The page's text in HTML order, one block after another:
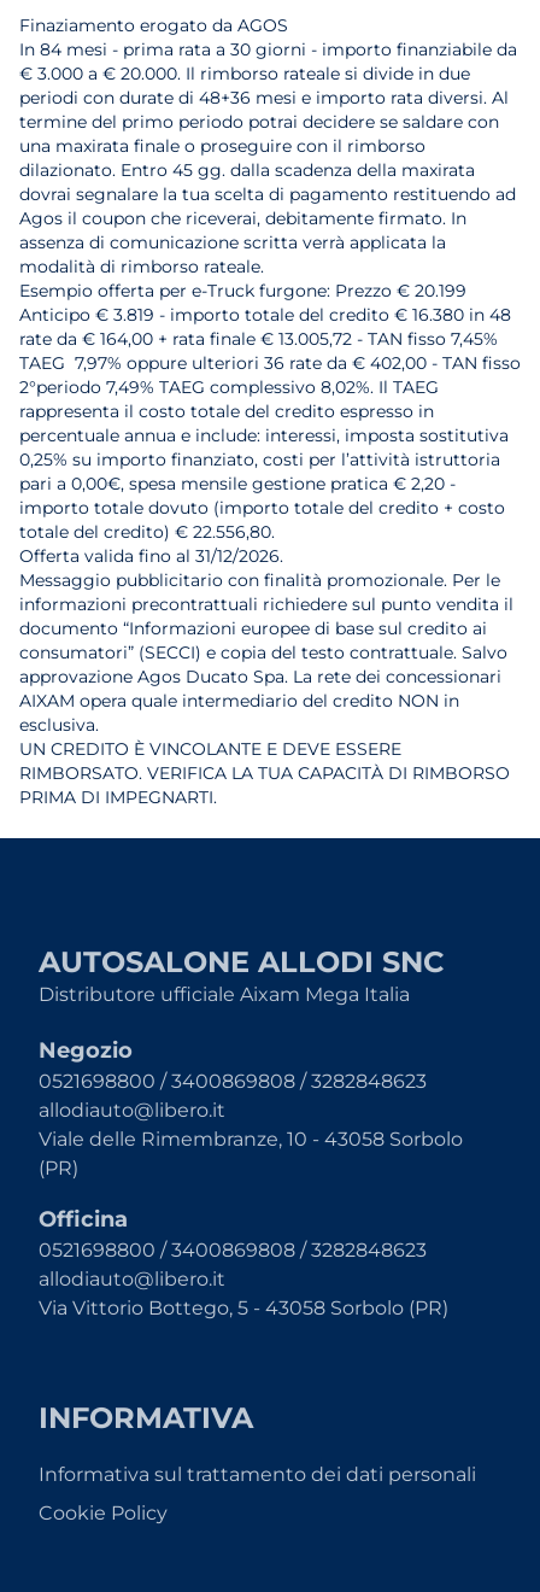
Finaziamento erogato da AGOS
In 84 mesi - prima rata a 30 giorni - importo finanziabile da
€ 3.000 a € 20.000. Il rimborso rateale si divide in due
periodi con durate di 48+36 mesi e importo rata diversi. Al
termine del primo periodo potrai decidere se saldare con
una maxirata finale o proseguire con il rimborso
dilazionato. Entro 45 gg. dalla scadenza della maxirata
dovrai segnalare la tua scelta di pagamento restituendo ad
Agos il coupon che riceverai, debitamente firmato. In
assenza di comunicazione scritta verrà applicata la
modalità di rimborso rateale.
Esempio offerta per e-Truck furgone: Prezzo € 20.199
Anticipo € 3.819 - importo totale del credito € 16.380 in 48
rate da € 164,00 + rata finale € 13.005,72 - TAN fisso 7,45%
TAEG 7,97% oppure ulteriori 36 rate da € 402,00 - TAN fisso
2°periodo 7,49% TAEG complessivo 8,02%. Il TAEG
rappresenta il costo totale del credito espresso in
percentuale annua e include: interessi, imposta sostitutiva
0,25% su importo finanziato, costi per l’attività istruttoria
pari a 0,00€, spesa mensile gestione pratica € 2,20 -
importo totale dovuto (importo totale del credito + costo
totale del credito) € 22.556,80.
Offerta valida fino al 31/12/2026.
Messaggio pubblicitario con finalità promozionale. Per le
informazioni precontrattuali richiedere sul punto vendita il
documento “Informazioni europee di base sul credito ai
consumatori” (SECCI) e copia del testo contrattuale. Salvo
approvazione Agos Ducato Spa. La rete dei concessionari
AIXAM opera quale intermediario del credito NON in
esclusiva.
UN CREDITO È VINCOLANTE E DEVE ESSERE
RIMBORSATO. VERIFICA LA TUA CAPACITÀ DI RIMBORSO
PRIMA DI IMPEGNARTI.
AUTOSALONE ALLODI SNC
Distributore ufficiale Aixam Mega Italia
Negozio
0521698800 / 3400869808 / 3282848623
allodiauto@libero.it
Viale delle Rimembranze, 10 - 43058 Sorbolo
(PR)
Officina
0521698800 / 3400869808 / 3282848623
allodiauto@libero.it
Via Vittorio Bottego, 5 - 43058 Sorbolo (PR)
INFORMATIVA
Informativa sul trattamento dei dati personali
Cookie Policy